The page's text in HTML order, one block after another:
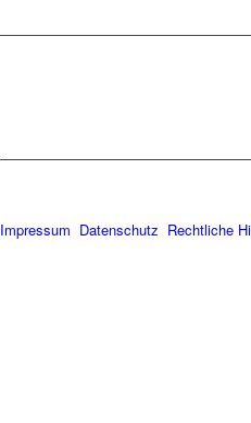
Impressum Datenschutz Rechtliche